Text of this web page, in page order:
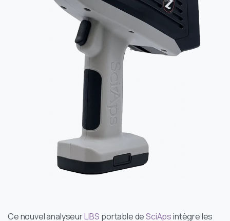
Ce nouvel analyseurLIBS portable deSciApsintègre les